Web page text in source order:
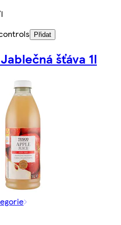
Přidat
šťáva 1l